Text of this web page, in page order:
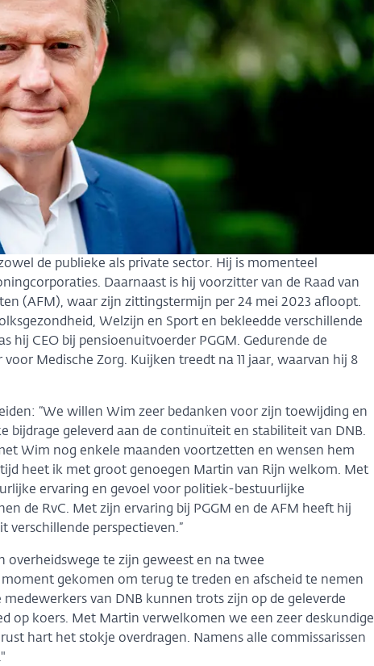
de publieke als private sector. Hij is momenteel
Daarnaast is hij voorzitter van de Raad van
(AFM), waar zijn zittingstermijn per 24 mei 2023 afloopt.
Welzijn en Sport en bekleedde verschillende
hij CEO bij pensioenuitvoerder PGGM. Gedurende de
Medische Zorg. Kuijken treedt na 11 jaar, waarvan hij 8
“We willen Wim zeer bedanken voor zijn toewijding en
bijdrage geleverd aan de continuïteit en stabiliteit van DNB.
Wim nog enkele maanden voortzetten en wensen hem
heet ik met groot genoegen Martin van Rijn welkom. Met
ervaring en gevoel voor politiek-bestuurlijke
de RvC. Met zijn ervaring bij PGGM en de AFM heeft hij
verschillende perspectieven.”
overheidswege te zijn geweest en na twee
gekomen om terug te treden en afscheid te nemen
medewerkers van DNB kunnen trots zijn op de geleverde
op koers. Met Martin verwelkomen we een zeer deskundige
hart het stokje overdragen. Namens alle commissarissen